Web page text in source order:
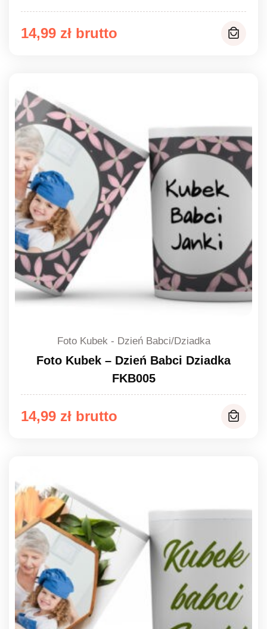
14,99 zł
Foto Kubek - Dzień Babci/Dziadka
Foto Kubek – Dzień Babci Dziadka
FKB005
14,99 zł